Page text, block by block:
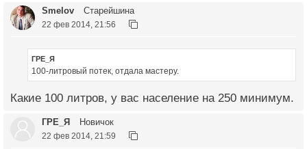
Smelov Старейшина
22 фев 2014, 21:56
ГРЕ_Я
100-литровый потек, отдала мастеру.
Какие 100 литров, у вас население на 250 минимум.
ГРЕ_Я Новичок
22 фев 2014, 21:59